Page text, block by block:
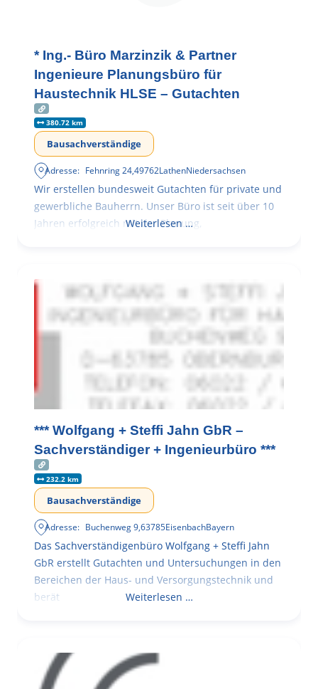
* Ing.- Büro Marzinzik & Partner
Ingenieure Planungsbüro für
Haustechnik HLSE – Gutachten
380.72 km
Bausachverständige
Adresse: Fehnring 24,49762LathenNiedersachsen
Wir erstellen bundesweit Gutachten für private und
gewerbliche Bauherrn. Unser Büro ist seit über 10
Jahren erfolgreich mit der Planung,
Weiterlesen …
*** Wolfgang + Steffi Jahn GbR –
Sachverständiger + Ingenieurbüro ***
232.2 km
Bausachverständige
Adresse: Buchenweg 9,63785EisenbachBayern
Das Sachverständigenbüro Wolfgang + Steffi Jahn
GbR erstellt Gutachten und Untersuchungen in den
Bereichen der Haus- und Versorgungstechnik und
berät
Weiterlesen …